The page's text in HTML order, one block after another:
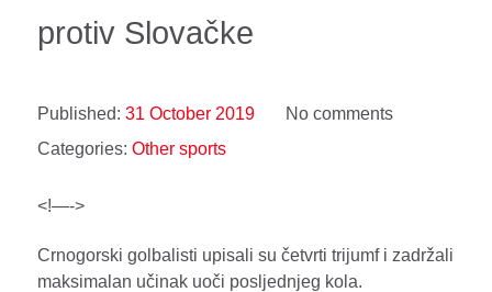
protiv Slovačke
Published: 31 October 2019
No comments
Categories: Other sports
<!—->
Crnogorski golbalisti upisali su četvrti trijumf i zadržali
maksimalan učinak uoči posljednjeg kola.